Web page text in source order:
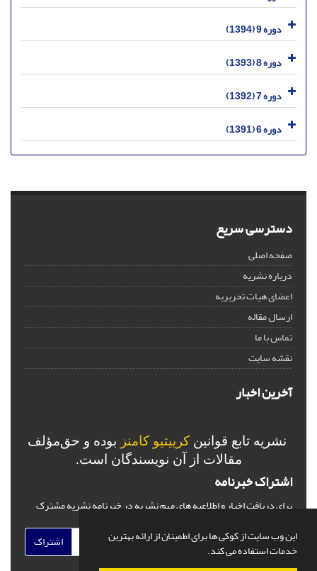
این وب سایت از کوکی ها برای اطمینان از ارائه بهترین
خدمات استفاده می کند.
دوره 9 (1394)
دوره 8 (1393)
دوره 7 (1392)
دوره 6 (1391)
دسترسی سریع
صفحه اصلی
درباره نشریه
اعضای هیات تحریریه
ارسال مقاله
تماس با ما
نقشه سایت
آخرین اخبار
نشریه تابع قوانین کرییتیو کامنز بوده و حق‌مؤلف
مقالات از آن نویسندگان است.
اشتراک خبرنامه
برای دریافت اخبار و اطلاعیه های مهم نشریه در خبرنامه نشریه مشترک
اشتراک